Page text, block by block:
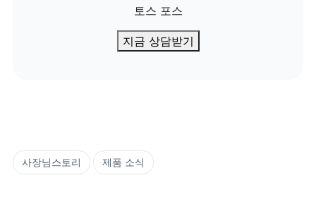
토스 포스
지금 상담받기
사장님스토리 제품 소식